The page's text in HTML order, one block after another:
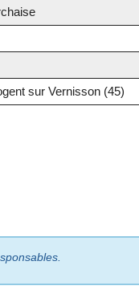
sur Vernisson (45)